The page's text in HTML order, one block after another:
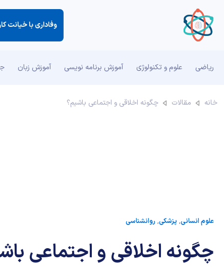
وفاداری با خیانت
ریاضی علوم و تکنولوژی آموزش برنامه نویسی آموزش زبان
خانه مقالات چگونه اخلاقی و اجتماعی باشیم؟
علوم انسانی, پزشکی,روانشناسی
چگونه اخلاقی و اجتماعی